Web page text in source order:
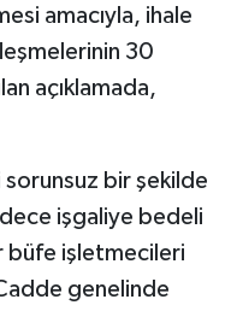
amacıyla, ihale
30
açıklamada,
bir şekilde
işgaliye bedeli
büfe işletmecileri
genelinde